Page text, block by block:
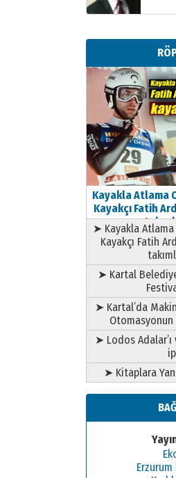
Kayakla Atlama
Kayakçı Fatih
➤ Kayakla
Kayakçı Fatih
➤ Kartal
➤ Kartal’da
➤ Lodos
➤ Kitaplara